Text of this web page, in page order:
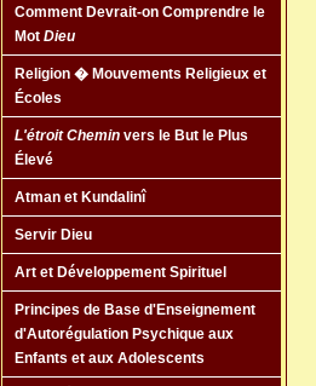
Comment Devrait-on Comprendre le
Mot Dieu
Religion � Mouvements Religieux et
Écoles
L'étroit Chemin vers le But le Plus
Élevé
Atman et Kundalinî
Servir Dieu
Art et Développement Spirituel
Principes de Base d'Enseignement
d'Autorégulation Psychique aux
Enfants et aux Adolescents